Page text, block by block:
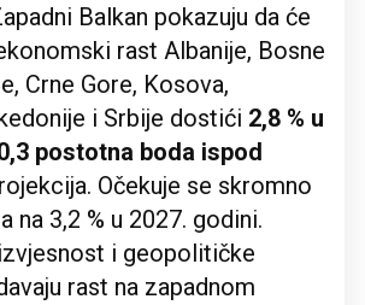
Balkan pokazuju da će
rast Albanije, Bosne
Crne Gore, Kosova,
i Srbije dostići 2,8 % u
postotna boda ispod
Očekuje se skromno
na 3,2 % u 2027. godini.
i geopolitičke
rast na zapadnom